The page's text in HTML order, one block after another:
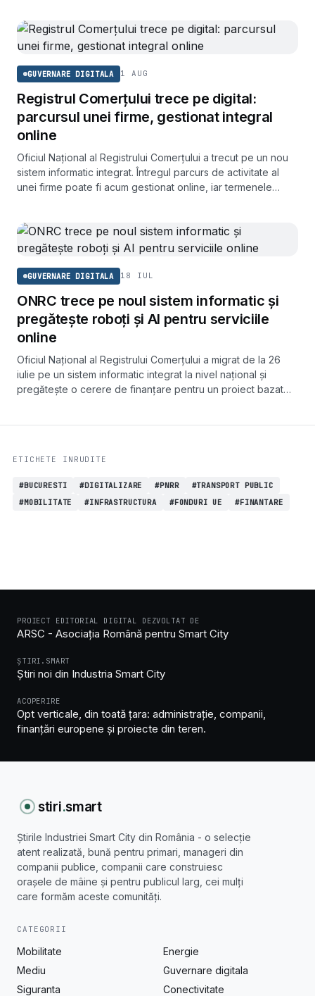
GUVERNARE DIGITALA 1 AUG
Registrul Comerțului trece pe digital:
parcursul unei firme, gestionat integral
online
Oficiul Național al Registrului Comerțului a trecut pe un nou
sistem informatic integrat. Întregul parcurs de activitate al
unei firme poate fi acum gestionat online, iar termenele
GUVERNARE DIGITALA 18 IUL
ONRC trece pe noul sistem informatic și
pregătește roboți și AI pentru serviciile
online
Oficiul Național al Registrului Comerțului a migrat de la 26
iulie pe un sistem informatic integrat la nivel național și
pregătește o cerere de finanțare pentru un proiect bazat
ETICHETE INRUDITE
#BUCURESTI #DIGITALIZARE #PNRR
#TRANSPORT PUBLIC
#MOBILITATE
#INFRASTRUCTURA #FONDURI UE #FINANTARE
PROIECT EDITORIAL DIGITAL DEZVOLTAT DE
ARSC - Asociația Română pentru Smart City
ȘTIRI.SMART
Știri noi din Industria Smart City
ACOPERIRE
Opt verticale, din toată țara: administrație, companii,
finanțări europene și proiecte din teren.
stiri.smart
Știrile Industriei Smart City din România - o selecție
atent realizată, bună pentru primari, manageri din
companii publice, companii care construiesc
orașele de mâine și pentru publicul larg, cei mulți
care formăm aceste comunități.
CATEGORII
Mobilitate
Energie
Mediu
Guvernare digitala
Siguranta
Conectivitate